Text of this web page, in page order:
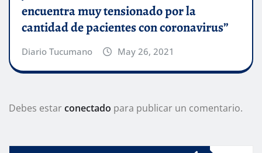
encuentra muy tensionado por la
cantidad de pacientes con coronavirus”
Diario Tucumano May 26, 2021
Debes estarconectado para publicar un comentario.